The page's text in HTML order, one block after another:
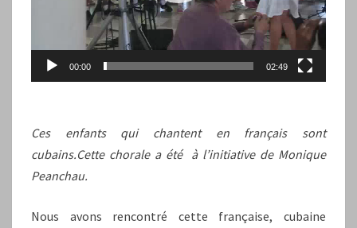
00:00 02:49
Ces enfants qui chantent en français sont
cubains.Cette chorale a été à l’initiative de Monique
Peanchau.
Nous avons rencontré cette française, cubaine